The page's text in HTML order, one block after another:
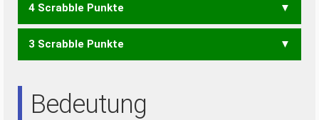
KIR SKI
4 Scrabble Punkte
RIES SIRE
3 Scrabble Punkte
Bedeutung